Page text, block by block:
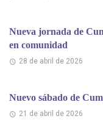
Nueva jornada de
en comunidad
28 de abril de 2026
Nuevo sábado de
21 de abril de 2026